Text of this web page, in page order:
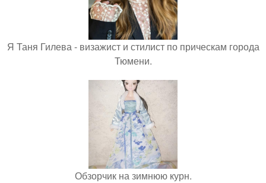
Я Таня Гилева - визажист и стилист по прическам города
Тюмени.
Обзорчик на зимнюю курн.